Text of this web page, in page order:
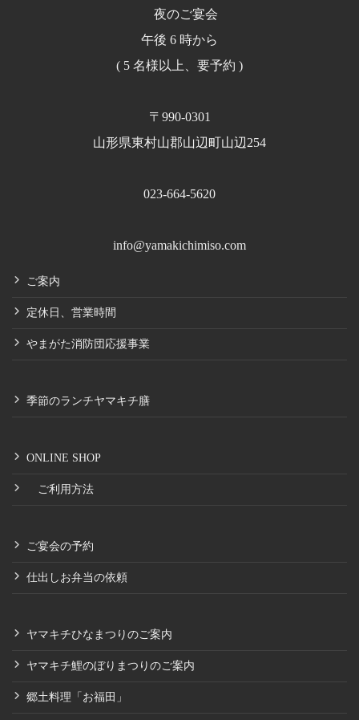
夜のご宴会
午後 6 時から
( 5 名様以上、要予約 )
〒990-0301
山形県東村山郡山辺町山辺254
023-664-5620
info@yamakichimiso.com
ご案内
定休日、営業時間
やまがた消防団応援事業
季節のランチヤマキチ膳
ONLINE SHOP
ご利用方法
ご宴会の予約
仕出しお弁当の依頼
ヤマキチひなまつりのご案内
ヤマキチ鯉のぼりまつりのご案内
郷土料理「お福田」